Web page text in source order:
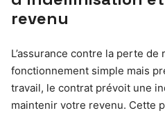
revenu
L’assurance contre la perte
fonctionnement simple mais
travail, le contrat prévoit une
maintenir votre revenu. Cette